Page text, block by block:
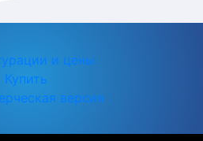
и цены
Купить
версия